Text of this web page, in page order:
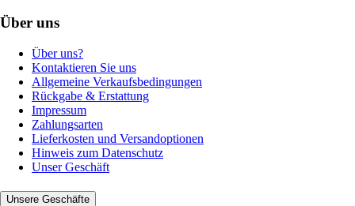
Über uns
Über uns?
Kontaktieren Sie uns
Allgemeine Verkaufsbedingungen
Rückgabe & Erstattung
Impressum
Zahlungsarten
Lieferkosten und Versandoptionen
Hinweis zum Datenschutz
Unser Geschäft
Unsere Geschäfte